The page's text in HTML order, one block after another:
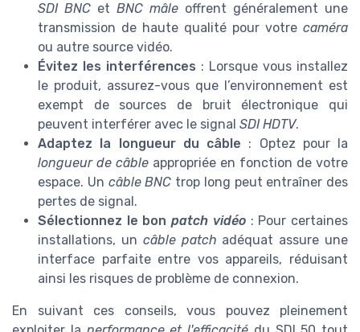
SDI BNC et BNC mâle offrent généralement une
transmission de haute qualité pour votre caméra
ou autre source vidéo.
Évitez les interférences : Lorsque vous installez
le produit, assurez-vous que l’environnement est
exempt de sources de bruit électronique qui
peuvent interférer avec le signal SDI HDTV.
Adaptez la longueur du câble : Optez pour la
longueur de câble appropriée en fonction de votre
espace. Un câble BNC trop long peut entraîner des
pertes de signal.
Sélectionnez le bonpatch vidéo: Pour certaines
installations, un câble patch adéquat assure une
interface parfaite entre vos appareils, réduisant
ainsi les risques de problème de connexion.
En suivant ces conseils, vous pouvez pleinement